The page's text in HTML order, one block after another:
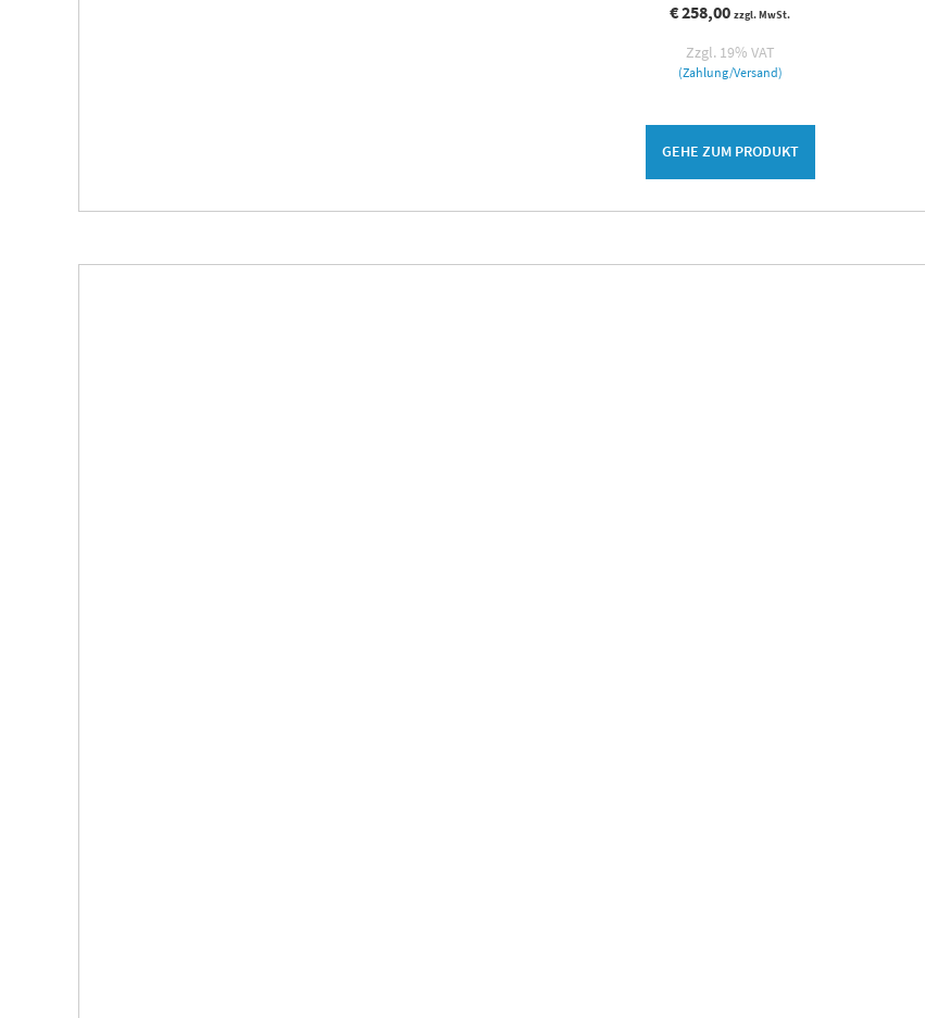
€258,00 zzgl. MwSt.
Zzgl. 19% VAT
(Zahlung/Versand)
GEHE ZUM PRODUKT